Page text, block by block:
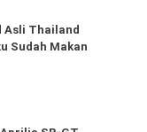
Asli Thailand
Sudah Makan